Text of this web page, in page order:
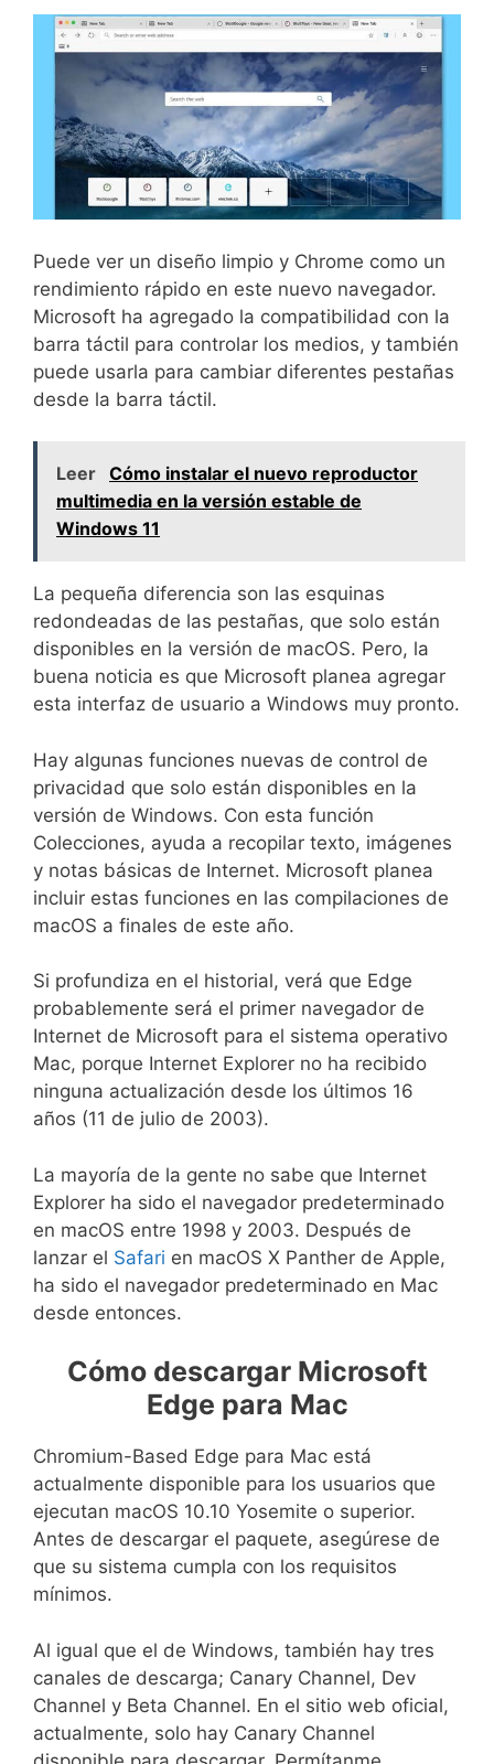
Puede ver un diseño limpio y Chrome como un
rendimiento rápido en este nuevo navegador.
Microsoft ha agregado la compatibilidad con la
barra táctil para controlar los medios, y también
puede usarla para cambiar diferentes pestañas
desde la barra táctil.
Leer Cómo instalar el nuevo reproductor
multimedia en la versión estable de
Windows 11
La pequeña diferencia son las esquinas
redondeadas de las pestañas, que solo están
disponibles en la versión de macOS. Pero, la
buena noticia es que Microsoft planea agregar
esta interfaz de usuario a Windows muy pronto.
Hay algunas funciones nuevas de control de
privacidad que solo están disponibles en la
versión de Windows. Con esta función
Colecciones, ayuda a recopilar texto, imágenes
y notas básicas de Internet. Microsoft planea
incluir estas funciones en las compilaciones de
macOS a finales de este año.
Si profundiza en el historial, verá que Edge
probablemente será el primer navegador de
Internet de Microsoft para el sistema operativo
Mac, porque Internet Explorer no ha recibido
ninguna actualización desde los últimos 16
años (11 de julio de 2003).
La mayoría de la gente no sabe que Internet
Explorer ha sido el navegador predeterminado
en macOS entre 1998 y 2003. Después de
lanzar el Safari en macOS X Panther de Apple,
ha sido el navegador predeterminado en Mac
desde entonces.
Cómo descargar Microsoft
Edge para Mac
Chromium-Based Edge para Mac está
actualmente disponible para los usuarios que
ejecutan macOS 10.10 Yosemite o superior.
Antes de descargar el paquete, asegúrese de
que su sistema cumpla con los requisitos
mínimos.
Al igual que el de Windows, también hay tres
canales de descarga; Canary Channel, Dev
Channel y Beta Channel. En el sitio web oficial,
actualmente, solo hay Canary Channel